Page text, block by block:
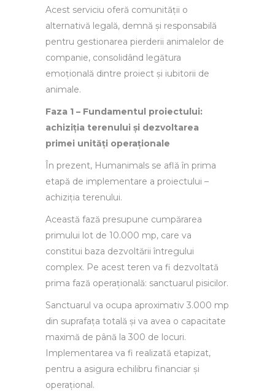
Acest serviciu oferă comunității o
alternativă legală, demnă și responsabilă
pentru gestionarea pierderii animalelor de
companie, consolidând legătura
emoțională dintre proiect și iubitorii de
animale.
Faza 1 – Fundamentul proiectului:
achiziția terenului și dezvoltarea
primei unități operaționale
În prezent, Humanimals se află în prima
etapă de implementare a proiectului –
achiziția terenului.
Această fază presupune cumpărarea
primului lot de 10.000 mp, care va
constitui baza dezvoltării întregului
complex. Pe acest teren va fi dezvoltată
prima fază operațională: sanctuarul pisicilor.
Sanctuarul va ocupa aproximativ 3.000 mp
din suprafața totală și va avea o capacitate
maximă de până la 300 de locuri.
Implementarea va fi realizată etapizat,
pentru a asigura echilibru financiar și
operațional.